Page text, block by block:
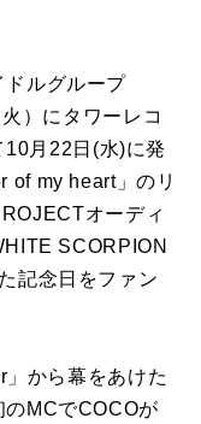
ドルグループ
）にタワーレコ
月22日(水)に発
of my heart」のリ
オーディ
SCORPION
記念日をファン
から幕をあけた
のMCでCOCOが